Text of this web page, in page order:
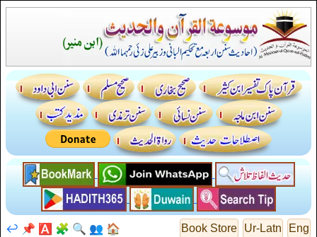
Eng
Ur-Latn
Book Store
🏠
👥
🔍
🧩
🅰️
📌
↩️